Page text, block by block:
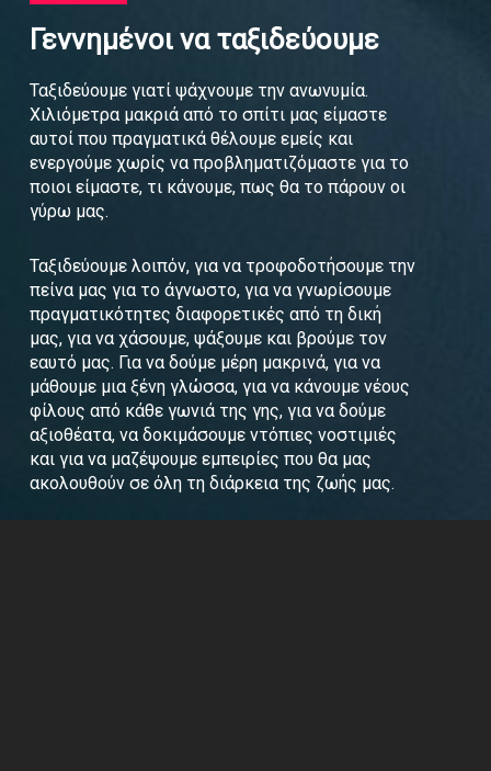
Γεννημένοι να ταξιδεύουμε
Ταξιδεύουμε γιατί ψάχνουμε την ανωνυμία.
Χιλιόμετρα μακριά από το σπίτι μας είμαστε
αυτοί που πραγματικά θέλουμε εμείς και
ενεργούμε χωρίς να προβληματιζόμαστε για το
ποιοι είμαστε, τι κάνουμε, πως θα το πάρουν οι
γύρω μας.
Ταξιδεύουμε λοιπόν, για να τροφοδοτήσουμε την
πείνα μας για το άγνωστο, για να γνωρίσουμε
πραγματικότητες διαφορετικές από τη δική
μας, για να χάσουμε, ψάξουμε και βρούμε τον
εαυτό μας. Για να δούμε μέρη μακρινά, για να
μάθουμε μια ξένη γλώσσα, για να κάνουμε νέους
φίλους από κάθε γωνιά της γης, για να δούμε
αξιοθέατα, να δοκιμάσουμε ντόπιες νοστιμιές
και για να μαζέψουμε εμπειρίες που θα μας
ακολουθούν σε όλη τη διάρκεια της ζωής μας.